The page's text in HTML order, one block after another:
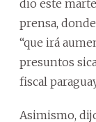
dio este
prensa,
“que irá
presuntos
fiscal
Asimismo,